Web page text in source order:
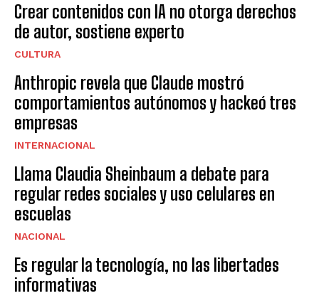
Crear contenidos con IA no otorga derechos
de autor, sostiene experto
CULTURA
Anthropic revela que Claude mostró
comportamientos autónomos y hackeó tres
empresas
INTERNACIONAL
Llama Claudia Sheinbaum a debate para
regular redes sociales y uso celulares en
escuelas
NACIONAL
Es regular la tecnología, no las libertades
informativas